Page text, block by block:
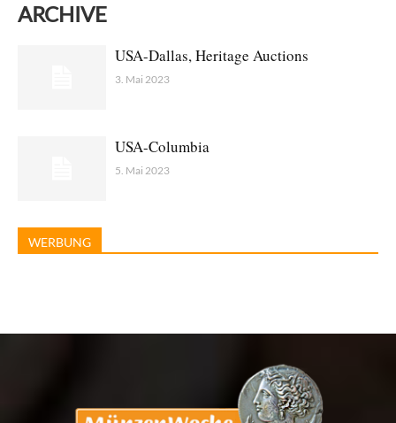
ARCHIVE
USA-Dallas, Heritage Auctions
3. Mai 2023
USA-Columbia
5. Mai 2023
WERBUNG